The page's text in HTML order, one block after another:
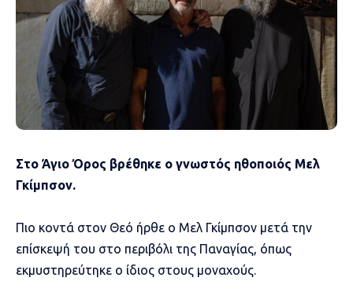
Στο Άγιο Όρος βρέθηκε ο γνωστός ηθοποιός Μελ
Γκίμπσον.
Πιο κοντά στον Θεό ήρθε ο Μελ Γκίμπσον μετά την
επίσκεψή του στο περιβόλι της Παναγίας, όπως
εκμυστηρεύτηκε ο ίδιος στους μοναχούς.